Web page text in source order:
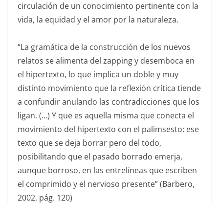
circulación de un conocimiento pertinente con la
vida, la equidad y el amor por la naturaleza.
“La gramática de la construcción de los nuevos
relatos se alimenta del zapping y desemboca en
el hipertexto, lo que implica un doble y muy
distinto movimiento que la reflexión crítica tiende
a confundir anulando las contradicciones que los
ligan. (…) Y que es aquella misma que conecta el
movimiento del hipertexto con el palimsesto: ese
texto que se deja borrar pero del todo,
posibilitando que el pasado borrado emerja,
aunque borroso, en las entrelíneas que escriben
el comprimido y el nervioso presente” (Barbero,
2002, pág. 120)